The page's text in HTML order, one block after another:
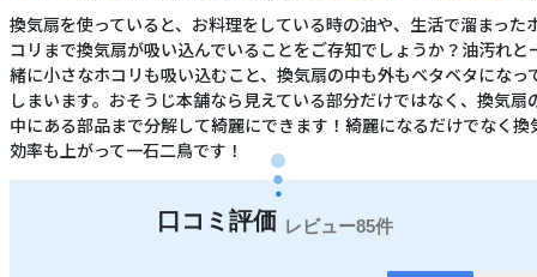
換気扇を使っていると、お料理をしている時の油や、生活で溜まった
コリまで換気扇が吸い込んでいることをご存知でしょうか？油汚れと
緒に小さなホコリも吸い込むこと、換気扇の中も外もベタベタになっ
しまいます。おそうじ本舗なら見えている部分だけではなく、換気扇
中にある部品まで分解して綺麗にできます！綺麗になるだけでなく換
効率も上がって一石二鳥です！
85件